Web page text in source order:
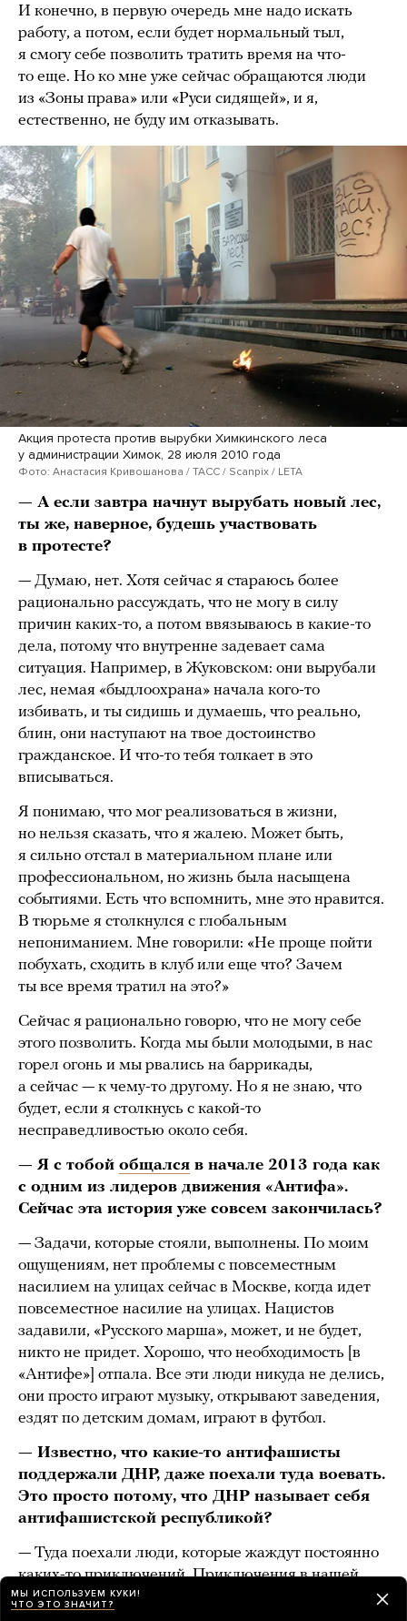
И конечно, в первую очередь мне надо искать
работу, а потом, если будет нормальный тыл,
я смогу себе позволить тратить время на что-
то еще. Но ко мне уже сейчас обращаются люди
из «Зоны права» или «Руси сидящей», и я,
естественно, не буду им отказывать.
Акция протеста против вырубки Химкинского леса
у администрации Химок, 28 июля 2010 года
Фото: Анастасия Кривошанова / ТАСС / Scanpix / LETA
— А если завтра начнут вырубать новый лес,
ты же, наверное, будешь участвовать
в протесте?
— Думаю, нет. Хотя сейчас я стараюсь более
рационально рассуждать, что не могу в силу
причин каких-то, а потом ввязываюсь в какие-то
дела, потому что внутренне задевает сама
ситуация. Например, в Жуковском: они вырубали
лес, немая «быдлоохрана» начала кого-то
избивать, и ты сидишь и думаешь, что реально,
блин, они наступают на твое достоинство
гражданское. И что-то тебя толкает в это
вписываться.
Я понимаю, что мог реализоваться в жизни,
но нельзя сказать, что я жалею. Может быть,
я сильно отстал в материальном плане или
профессиональном, но жизнь была насыщена
событиями. Есть что вспомнить, мне это нравится.
В тюрьме я столкнулся с глобальным
непониманием. Мне говорили: «Не проще пойти
побухать, сходить в клуб или еще что? Зачем
ты все время тратил на это?»
Сейчас я рационально говорю, что не могу себе
этого позволить. Когда мы были молодыми, в нас
горел огонь и мы рвались на баррикады,
а сейчас — к чему-то другому. Но я не знаю, что
будет, если я столкнусь с какой-то
несправедливостью около себя.
— Я с тобой общался в начале 2013 года как
с одним из лидеров движения «Антифа».
Сейчас эта история уже совсем закончилась?
— Задачи, которые стояли, выполнены. По моим
ощущениям, нет проблемы с повсеместным
насилием на улицах сейчас в Москве, когда идет
повсеместное насилие на улицах. Нацистов
задавили, «Русского марша», может, и не будет,
никто не придет. Хорошо, что необходимость [в
«Антифе»] отпала. Все эти люди никуда не делись,
они просто играют музыку, открывают заведения,
ездят по детским домам, играют в футбол.
— Известно, что какие-то антифашисты
поддержали ДНР, даже поехали туда воевать.
Это просто потому, что ДНР называет себя
антифашистской республикой?
— Туда поехали люди, которые жаждут постоянно
каких-то приключений. Приключения в нашей
стране закончились, и им стали другие какие-то
МЫ ИСПОЛЬЗУЕМ КУКИ!
ЧТО ЭТО ЗНАЧИТ?